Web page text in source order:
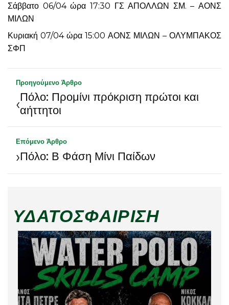
Σάββατο 06/04 ώρα 17:30 ΓΣ ΑΠΟΛΛΩΝ ΣΜ. – ΑΟΝΣ
ΜΙΛΩΝ
Κυριακή 07/04 ώρα 15:00 ΑΟΝΣ ΜΙΛΩΝ – ΟΛΥΜΠΑΚΟΣ
ΣΦΠ
Προηγούμενο Άρθρο
‹Πόλο: Προμίνι πρόκριση πρώτοι και
αήττητοι
Επόμενο Άρθρο
›Πόλο: Β Φάση Μίνι Παίδων
ΥΔΑΤΟΣΦΑΊΡΙΣΗ